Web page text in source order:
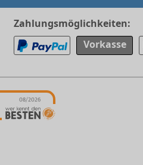
Zahlungsmöglichkeiten:
Vorkasse
08/2026